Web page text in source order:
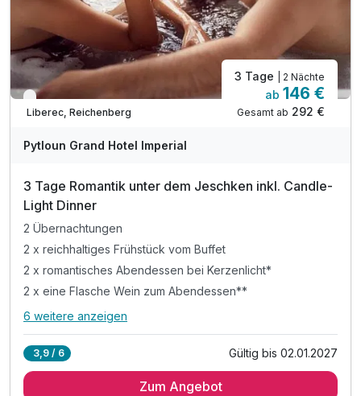
Verfügbar bis Dezember
Liberec, Reichenberg
3 Tage | 2 Nächte
ab 146 €
Gesamt ab 292 €
Pytloun Grand Hotel Imperial
3 Tage Romantik unter dem Jeschken inkl. Candle-
Light Dinner
2 Übernachtungen
2 x reichhaltiges Frühstück vom Buffet
2 x romantisches Abendessen bei Kerzenlicht*
2 x eine Flasche Wein zum Abendessen**
Alle Inklusivleistungen
2 x reichhaltiges Frühstück vom Buffet
6 weitere anzeigen
3,9 / 6 Gültig bis 02.01.2027
Zum Angebot